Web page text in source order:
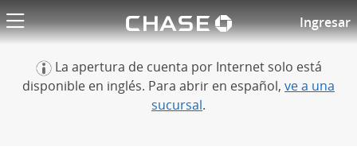
El logotipo de
Ingresar
Cuenta Chase Savings℠
La apertura de cuenta por Internet solo está
disponible en inglés. Para abrir en español, ve a una
sucursal.